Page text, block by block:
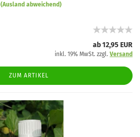
(Ausland abweichend)
ab 12,95 EUR
inkl. 19% MwSt. zzgl. Versand
ZUM ARTIKEL